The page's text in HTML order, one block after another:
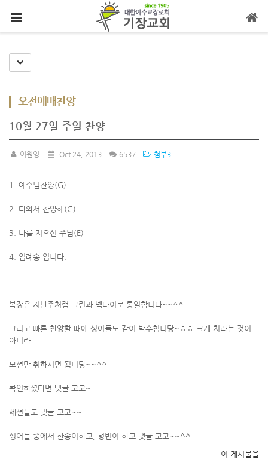
Toggle Dropdown
오전예배찬양
10월 27일 주일 찬양
이원영 Oct 24, 2013 6537 첨부3
1. 예수님찬양(G)
2. 다와서 찬양해(G)
3. 나를 지으신 주님(E)
4. 입례송 입니다.
복장은 지난주처럼 그린과 넥타이로 통일합니다~~^^
그리고 빠른 찬양할 때에 싱어들도 같이 박수칩니당~ㅎㅎ 크게 치라는 것이
아니라
모션만 취하시면 됩니당~~^^
확인하셨다면 댓글 고고~
세션들도 댓글 고고~~
싱어들 중에서 한송이하고, 형빈이 하고 댓글 고고~~^^
이 게시물을